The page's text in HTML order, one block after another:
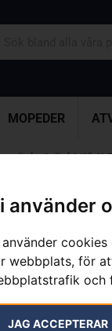
använder
webbplats, för
och
JAG ACCEPTERAR
MOPEDER
»Svärd 3/8″, X-